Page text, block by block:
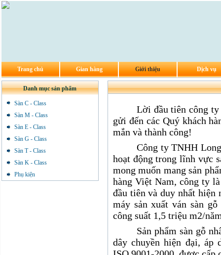
Trang chủ Gian hàng Giới thiệu Dịch vụ
Danh mục sản phẩm
Sàn C - Class
Sàn M - Class
Sàn E - Class
Sàn G - Class
Sàn T - Class
Sàn K - Class
Phụ kiện
Lời đầu tiên công
gửi đến các Quý khách
mắn và thành công!
Công ty TNHH
hoạt động trong lĩnh vực
mong muốn mang sản
hàng Việt Nam, công ty
đầu tiên và duy nhất hiện
máy sản xuất ván sàn
công suất 1,5 triệu m2/
Sản phẩm sàn gỗ
dây chuyền hiện đại, áp